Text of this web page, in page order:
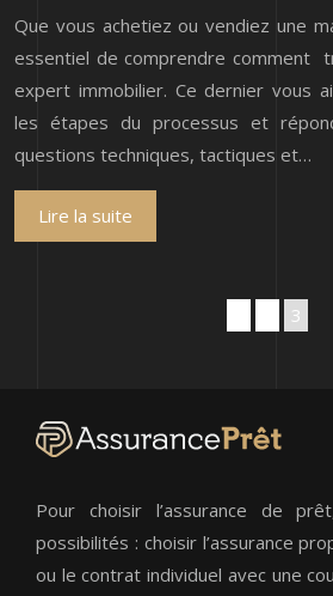
Que vous achetiez ou vendiez une
essentiel de comprendre comment
expert immobilier. Ce dernier vous
les étapes du processus et
questions techniques, tactiques et…
Lire la suite
3
Pour choisir l’assurance de
possibilités : choisir l’assurance
ou le contrat individuel avec une